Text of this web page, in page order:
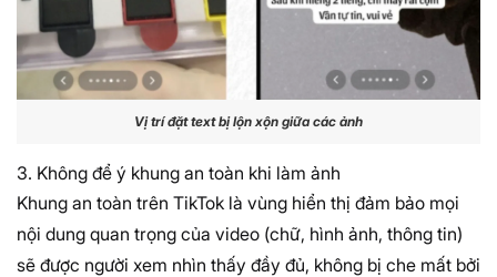
Vị trí đặt text bị lộn xộn giữa các ảnh
3. Không để ý khung an toàn khi làm ảnh
Khung an toàn trên TikTok là vùng hiển thị đảm bảo mọi
nội dung quan trọng của video (chữ, hình ảnh, thông tin)
sẽ được người xem nhìn thấy đầy đủ, không bị che mất bởi